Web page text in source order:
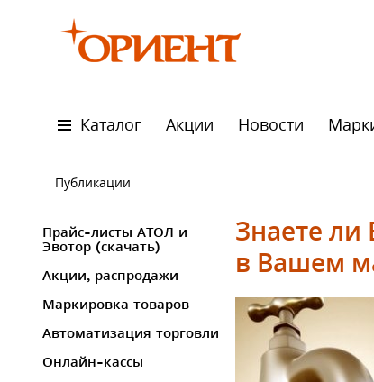
Каталог Акции Новости
Публикации
Прайс-листы АТОЛ и
Эвотор (скачать)
Акции, распродажи
Маркировка товаров
Автоматизация торговли
Онлайн-кассы
Знаете
в Вашем